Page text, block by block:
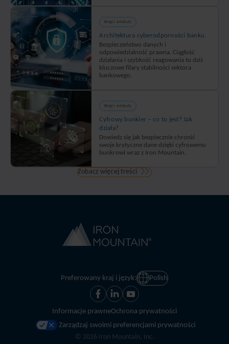
Blogi i artykuły
Architektura cyberodporności banku.
Bezpieczeństwo danych i
odpowiedzialność prawna. Ciągłość
działania i szybkość reagowania to dziś
kluczowe filary stabilności sektora
bankowego.
Blogi i artykuły
Cyfrowy bunkier – co to jest? Jak
działa?
Dowiedz się jak bezpiecznie chronić
swoje krytyczne dane dzięki cyfrowemu
bunkrowi wraz z Iron Mountain.
Zobacz więcej treści
Preferowany kraj i język: Polish
Informacje prawneOchrona prywatności
Zarządzaj swoimi preferencjami prywatności
© 2026 Iron Mountain, Inc.